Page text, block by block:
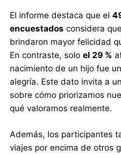
El informe destaca que el
encuestados considera
brindaron mayor felicidad
En contraste, solo el 29 %
nacimiento de un hijo fue
alegría. Este dato invita a
sobre cómo priorizamos
qué valoramos realmente.
Además, los participantes
viajes por encima de otros